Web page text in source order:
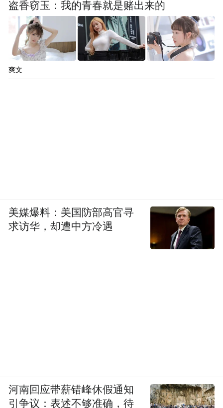
盗香窃玉：我的青春就是赌出来的
爽文
美媒爆料：美国防部高官寻
求访华，却遭中方冷遇
河南回应带薪错峰休假通知
引争议：表述不够准确，待